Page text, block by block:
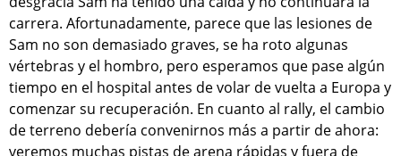
carrera. Afortunadamente, parece que las lesiones de
Sam no son demasiado graves, se ha roto algunas
vértebras y el hombro, pero esperamos que pase algún
tiempo en el hospital antes de volar de vuelta a Europa y
comenzar su recuperación. En cuanto al rally, el cambio
de terreno debería convenirnos más a partir de ahora:
veremos muchas pistas de arena rápidas y fuera de